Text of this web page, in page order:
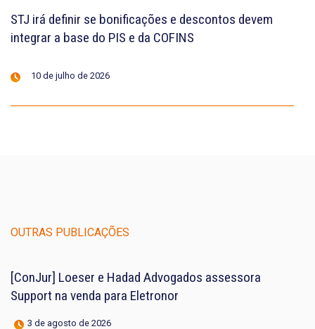
STJ irá definir se bonificações e descontos devem
integrar a base do PIS e da COFINS
10 de julho de 2026
OUTRAS PUBLICAÇÕES
[ConJur] Loeser e Hadad Advogados assessora
Support na venda para Eletronor
3 de agosto de 2026